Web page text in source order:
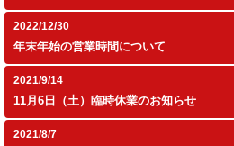
2022/12/30
年末年始の営業時間について
2021/9/14
11月6日（土）臨時休業のお知らせ
2021/8/7